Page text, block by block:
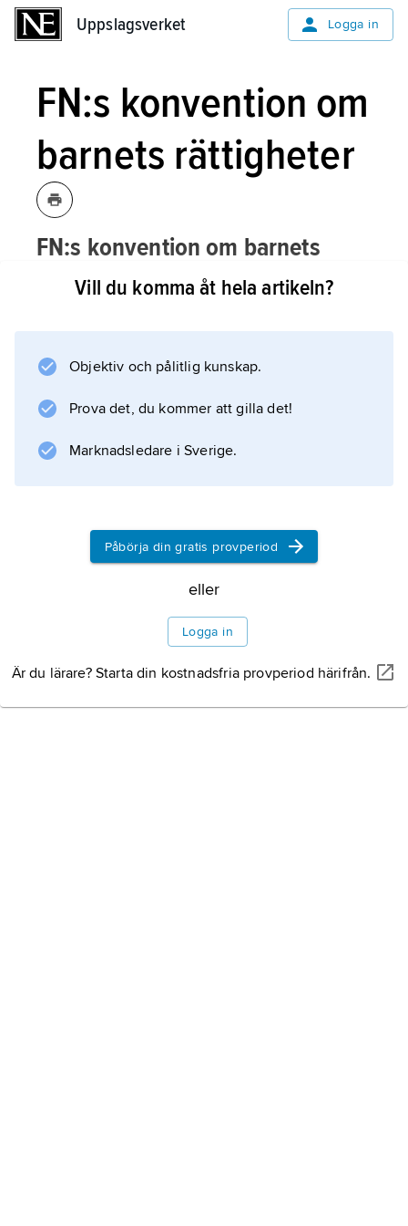
Uppslagsverket Logga in
FN:s konvention om
barnets rättigheter
FN:s konvention om barnets
rättigheter,detsamma som
Information om artikeln
Vill du komma åt hela artikeln?
Objektiv och pålitlig kunskap.
Prova det, du kommer att gilla det!
Marknadsledare i Sverige.
Påbörja din gratis provperiod
eller
Logga in
Är du lärare? Starta din kostnadsfria provperiod härifrån.